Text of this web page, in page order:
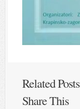
Related Posts
Share This